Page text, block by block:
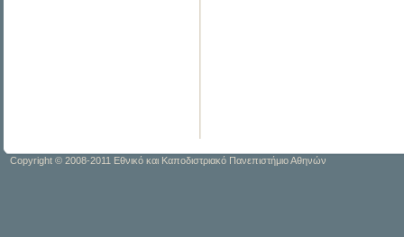
Copyright © 2008-2011 Εθνικό και Καποδιστριακό Πανεπιστήμιο Αθηνών